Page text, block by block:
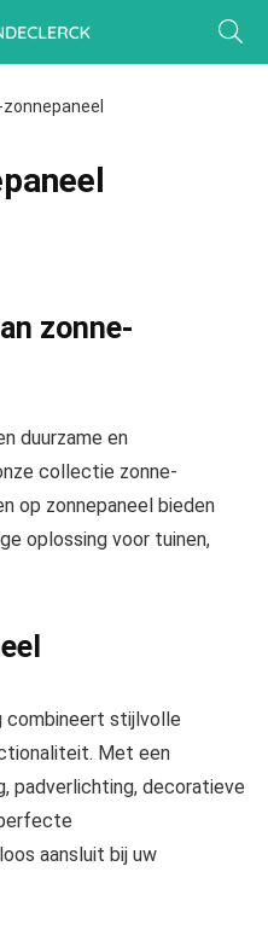
zonne-
duurzame en
collectie zonne-
op zonnepaneel bieden
oplossing voor tuinen,
combineert stijlvolle
Met een
padverlichting, decoratieve
aansluit bij uw